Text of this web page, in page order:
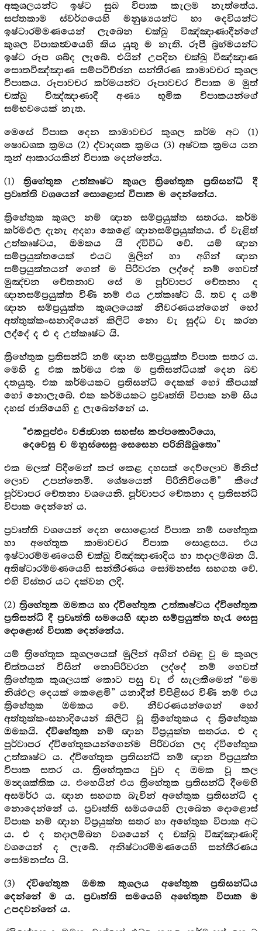
අකුශලයන්ට ඉෂ්ට සුඛ විපාක කැලම නැත්තේය.
සප්තකාම ස්වර්ගයෙහි මනුෂ්‍යයන්ට හා දෙවියන්ට
ඉෂ්ටාරම්මණයෙන් ලැබෙන චක්ඛු විඤ්ඤාණාදීන්ගේ
කුශල විපාකත්‍වයෙහි කිය යුතු ම නැති. රූපී බ්‍රහ්මයන්ට
ඉෂ්ට රූප ශබ්ද ලැබේ. එයින් උපදින චක්ඛු විඤ්ඤාණ
සොතවිඤ්ඤාණ සම්පටිච්ඡන සන්තීරණ කාමාවචර කුශල
විපාකය. රූපාවචර කර්මයන්ට රූපාවචර විපාක ම මුත්
චක්ඛු විඤ්ඤාණාදී අණ්‍ය භූමික විපාකයන්ගේ
සම්භවයෙක් නැත.
මෙසේ විපාක දෙන කාමාවචර කුශල කර්ම අට (1)
ෂොඩශක ක්‍රමය (2) ද්වාදශක ක්‍රමය (3) අෂ්ටක ක්‍රමය යන
තුන් ආකාරයකින් විපාක දෙන්නේය.
(1) ත්‍රිහේතුක උත්කෘෂ්ට කුශල ත්‍රිහේතුක ප්‍රතිසන්ධි දී
ප්‍රවෘත්ති වශයෙන් සොළොස් විපාක ම දෙන්නේය.
ත්‍රිහේතුක කුශල නම් ඥාන සම්ප්‍රයුක්ත සතරය. කර්ම
කර්මඵල දැනැ අදහා කෙළේ ඥානසම්ප්‍රයුක්තය. ඒ වැළිත්
උත්කෘෂ්ටය, ඔමකය යි ද්විවිධ වේ. යම් ඥාන
සම්ප්‍රයුක්තයෙක් එයට මුලින් හා අගින් ඥාන
සම්ප්‍රයුක්තයන් ගෙන් ම පිරිවරන ලද්දේ නම් හෙවත්
මුඤ්චන චේතනාව සේ ම පූර්වාපර චේතනා ද
ඥානසම්ප්‍රයුක්ත විණි නම් එය උත්කෘෂ්ට යි. තව ද යම්
ඥාන සම්ප්‍රයුක්ත කුශලයෙක් නීවරණයන්ගෙන් හෝ
අත්තුක්කංසනාදියෙන් කිලිටි නො වැ සුද්ධ වැ කරන
ලද්දේ ද එ ද උත්කෘෂ්ට යි.
ත්‍රිහේතුක ප්‍රතිසන්ධි නම් ඥාන සම්ප්‍රයුක්ත විපාක සතර ය.
මෙහි දු එක කර්මය එක ම ප්‍රතිසන්ධියක් දෙන බව
දතයුතු. එක කර්මයකට ප්‍රතිසන්ධි දෙකක් හෝ කීපයක්
හෝ නොලැබේ. එක කර්මයකට ප්‍රවෘත්ති විපාක නම් සිය
දහස් ජාතියෙහි දු ලැබෙන්නේ ය.
“එකපුප්ඵං වජිත්‍වාන සහස්ස කප්පකොටියො,
දෙවෙසු ච මනුස්සෙසු-සෙසෙන පරිනිබ්බුතො”
එක මලක් පිදීමෙන් කප් කෙළ දහසක් දෙව්ලොව මිනිස්
ලොව උපන්නෙමි. ශේෂයෙන් පිරිනිවියෙමි” කීයේ
පූර්වාපර චේතනා වශයෙනි. පූර්වාපර චේතනා ද ප්‍රතිසන්ධි
විපාක දෙන්නේ ය.
ප්‍රවෘත්ති වශයෙන් දෙන සොළොස් විපාක නම් සහේතුක
හා අහේතුක කාමාවචර විපාක සොළසය. එය
ඉෂ්ටාරම්මණයෙහි චක්ඛු විඤ්ඤාණාදිය හා තදාලම්බන යි.
අතිෂ්ටාරම්මණයෙහි සන්තීරණය සෝමනස්ස සහගත වේ.
එහි විස්තර යට දක්වන ලදි.
(2)ත්‍රිහේතුක ඔමකය හා ද්විහේතුක උත්කෘෂ්ටය ද්විහේතුක
ප්‍රතිසන්ධි දී ප්‍රවෘත්ති සමයෙහි ඥාන සම්ප්‍රයුක්ත හැරැ සෙසු
දොළොස් විපාක දෙන්නේය.
යම් ත්‍රිහේතුක කුශලයෙක් මුලින් අගින් එබඳු වූ ම කුශල
චිත්තයන් විසින් නොපිරිවරන ලද්දේ නම් හෙවත්
ත්‍රිහේතුක කුශලයක් කොට පසු වැ ඒ සැලකීමෙන් “මම
නිශ්ඵල දෙයක් කෙළෙමි” යනාදීන් විපිළිසර විණි නම් එය
ත්‍රිහේතුක ඔමකය වේ. නීවරණයන්ගෙන් හෝ
අත්තුක්කංසනාදියෙන් කිලිටි වූ ත්‍රිහේතුකය ද ත්‍රිහේතුක
ඔමකයි.ද්විහේතුක නම් ඥාන විප්‍රයුක්ත සතරය. එ ද
පූර්වාපර ද්විහේතුකයන්ගෙන්ම පිරිවරන ලද ද්විහේතුක
උත්කෘෂ්ට ය. ද්විහේතුක ප්‍රතිසන්ධි නම් ඥාන විප්‍රයුක්ත
විපාක සතර ය. ත්‍රිහේතුකය වුව ද ඔමක වූ කල
මන්‍දශක්තික ය. එහෙයින් එය ත්‍රිහේතුක ප්‍රතිසන්ධි දීමෙහි
අසමර්ථ ය. ඥාන සහගත බැවින් අහේතුක ප්‍රතිසන්ධි ද
නොදෙන්නේ ය. ප්‍රවෘත්ති සමයයෙහි ලැබෙන දොළොස්
විපාක නම් ඥාන විප්‍රයුක්ත සතර හා අහේතුක විපාක අට
ය. එ ද තදාලම්බන වශයෙන් ද චක්ඛු විඤ්ඤාණාදි
වශයෙන් ද ලැබේ. අනිෂ්ටාරම්මණයෙහි සන්තීරණය
සෝමනස්ස යි.
(3)ද්විහේතුක ඔමක කුශලය අහේතුක ප්‍රතිසන්ධිය
දෙන්නේ ම ය. ප්‍රවෘත්ති සමයෙහි අහේතුක විපාක ම
උපදවන්නේ ය.